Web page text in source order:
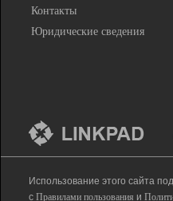
Контакты
Юридические сведения
Использование этого сайта
с Правилами пользования и